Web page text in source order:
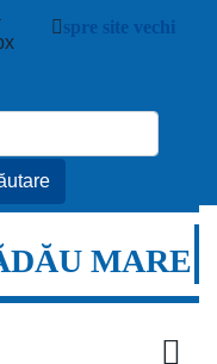
spre site vechi
MARE